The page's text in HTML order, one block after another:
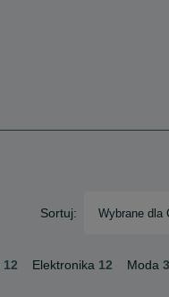
Sortuj: Wybrane dla
12 Elektronika 12 Moda